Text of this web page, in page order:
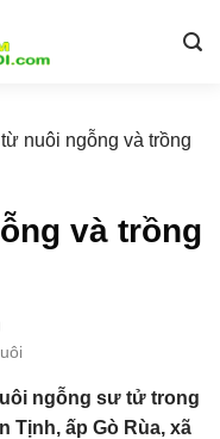
nuôi ngỗng và trồng
và trồng
ngỗng sư tử trong
Tịnh, ấp Gò Rùa, xã